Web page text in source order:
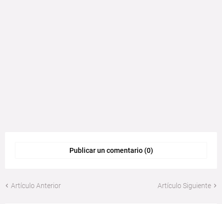
Publicar un comentario (0)
Artículo Anterior Artículo Siguiente